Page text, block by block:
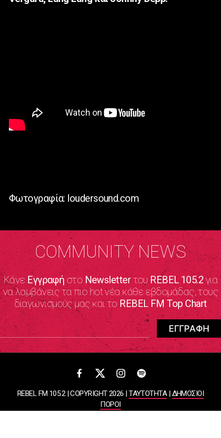
Φωτογραφία: loudersound.com
COMMUNITY NEWS
Κάνε Εγγραφήστο NewsletterτουREBEL 105.2για
να λαμβάνεις τα πιο hot νέα κάθε εβδομάδας, τους
διαγωνισμούς μας και το REBEL FM Top Chart
REBEL FM 105.2 | COPYRIGHT 2026 |ΤΑΥΤΟΤΗΤΑ|ΔΗΜΟΣΙΟΙ
ΠΟΡΟΙ